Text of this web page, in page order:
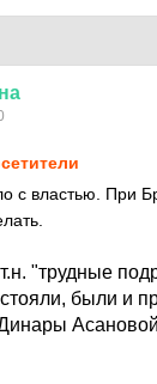
с властью. При
"трудные
были и